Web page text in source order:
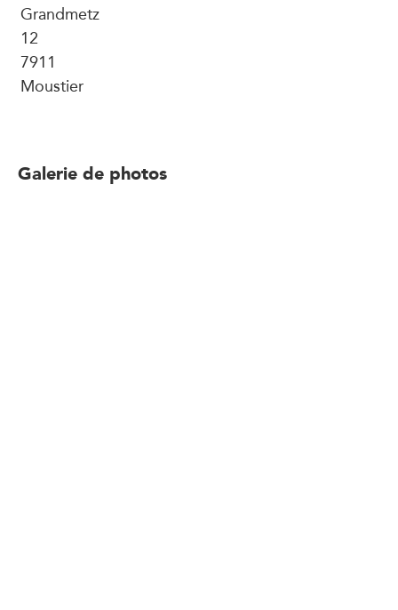
Grandmetz
12
7911
Moustier
Galerie de photos